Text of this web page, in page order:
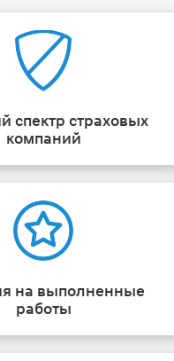
спектр страховых
компаний
на выполненные
работы